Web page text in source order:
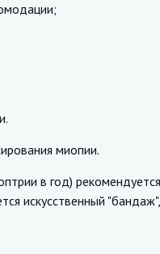
миопии.
в год)
искусственный